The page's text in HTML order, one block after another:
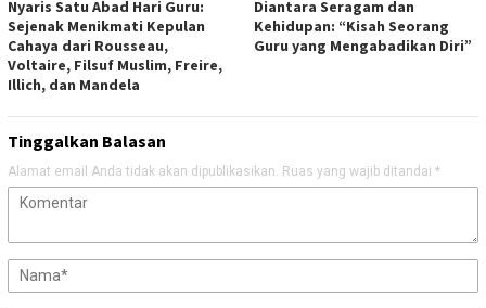
Nyaris Satu Abad Hari Guru:
Sejenak Menikmati Kepulan
Cahaya dari Rousseau,
Voltaire, Filsuf Muslim, Freire,
Illich, dan Mandela
Diantara Seragam dan
Kehidupan: “Kisah Seorang
Guru yang Mengabadikan Diri”
Tinggalkan Balasan
Alamat email Anda tidak akan dipublikasikan. Ruas yang wajib ditandai *